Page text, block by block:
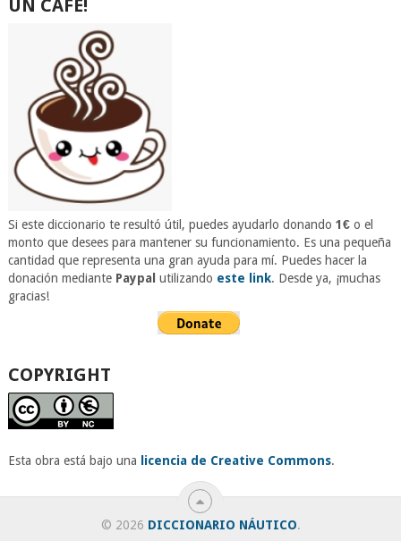
UN CAFÉ!
Si este diccionario te resultó útil, puedes ayudarlo donando 1€o el
monto que desees para mantener su funcionamiento. Es una pequeña
cantidad que representa una gran ayuda para mí. Puedes hacer la
donación mediante Paypal utilizando este link. Desde ya, ¡muchas
gracias!
COPYRIGHT
Esta obra está bajo una licencia de Creative Commons.
© 2026 DICCIONARIO NÁUTICO.